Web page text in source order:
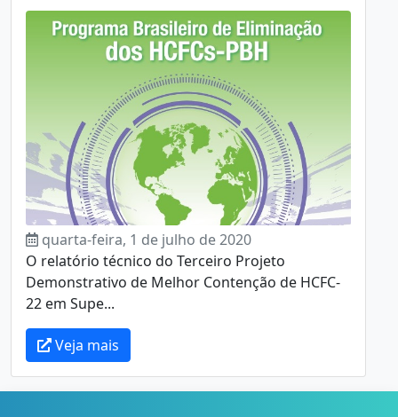
quarta-feira, 1 de julho de 2020
O relatório técnico do Terceiro Projeto
Demonstrativo de Melhor Contenção de HCFC-
22 em Supe...
Veja mais